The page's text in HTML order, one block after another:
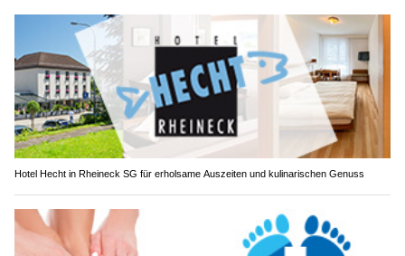
Hotel Hecht in Rheineck SG für erholsame Auszeiten und kulinarischen Genuss